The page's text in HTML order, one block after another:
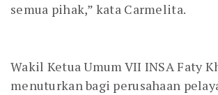
semua pihak,” kata Carmelita.
Wakil Ketua Umum VII INSA Faty
menuturkan bagi perusahaan